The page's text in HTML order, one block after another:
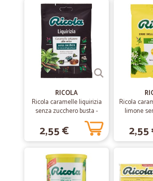
— Franz W.
Sehr zufrieden,die Bestellung wurde…
Sehr zufrieden,die Bestellung wurde schnell und
— Fabio V.
Tutto perfetto
Tutto perfetto, gestito ottimamente, nessun
acquisto tutte le info che servivano erano presenti
posto giusto. Tracciamento OK. Tempi di
—Belinda I.
si può migliorare....
RICOLA
Ricola caramelle liquirizia
senza zucchero busta -
2,55 €
Ricola
limone
2,55